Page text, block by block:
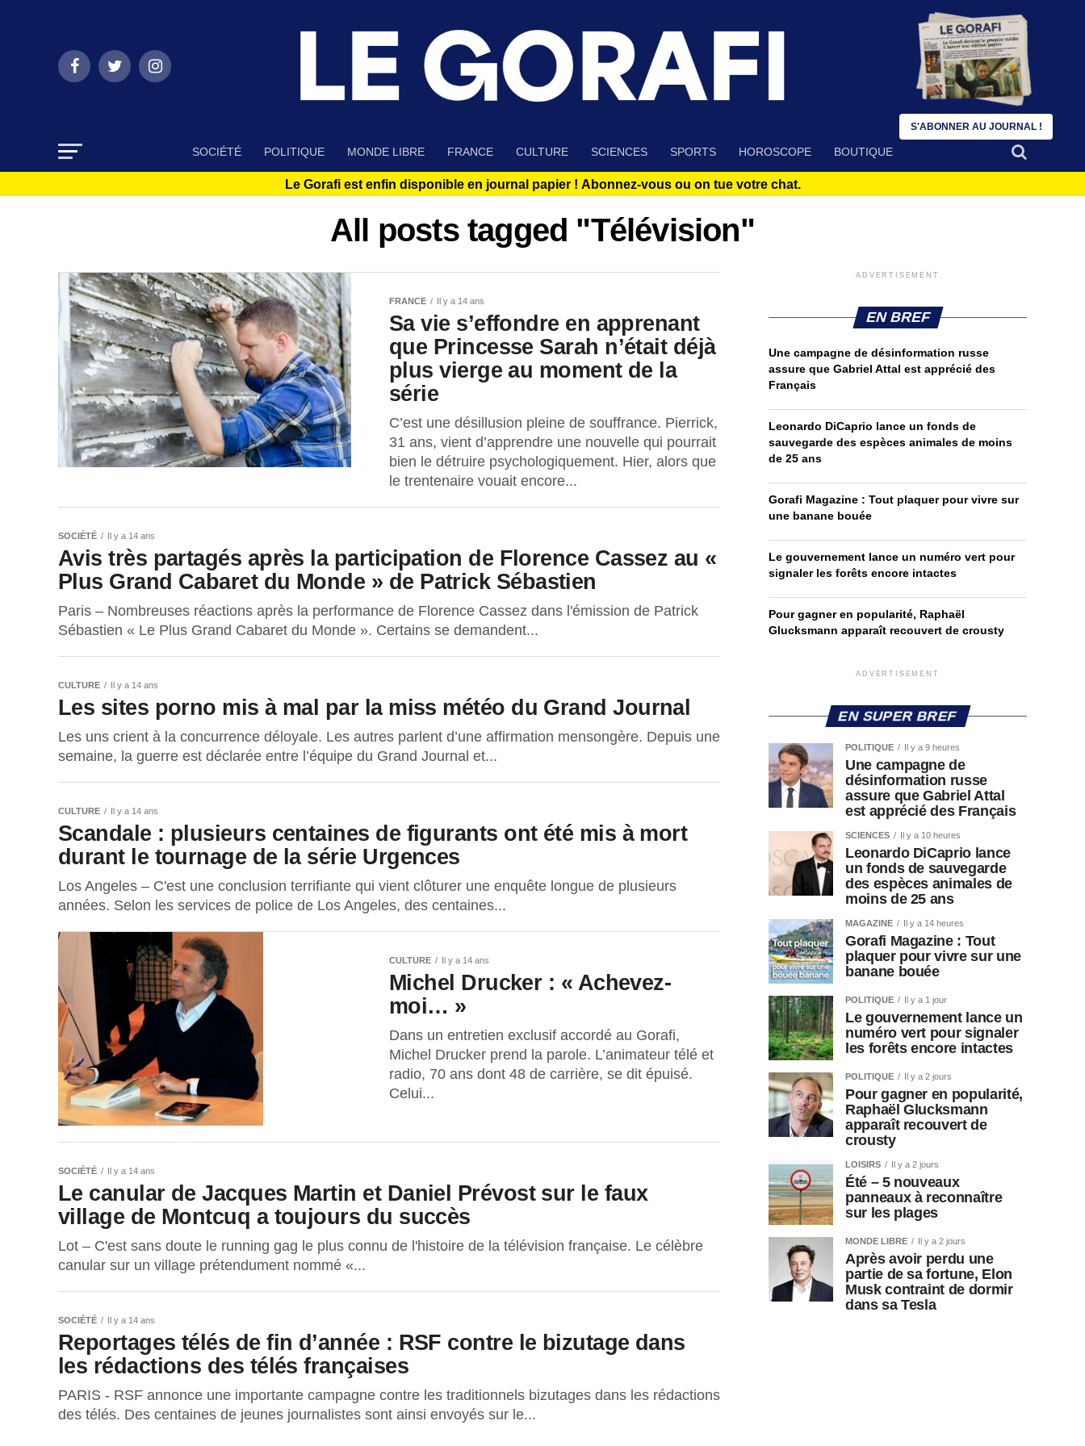
SOCIÉTÉ POLITIQUE MONDE LIBRE FRANCE CULTURE SCIENCES SPORTS HOROSCOPE BOUTIQUE
Le Gorafi est enfin disponible en journal papier ! Abonnez-vous ou on tue votre chat.
All posts tagged "Télévision"
FRANCE Il y a 14 ans
Sa vie s’effondre en apprenant
que Princesse Sarah n’était déjà
plus vierge au moment de la
série
C’est une désillusion pleine de souffrance. Pierrick,
31 ans, vient d’apprendre une nouvelle qui pourrait
bien le détruire psychologiquement. Hier, alors que
le trentenaire vouait encore...
SOCIÉTÉ Il y a 14 ans
Avis très partagés après la participation de Florence Cassez au «
Plus Grand Cabaret du Monde » de Patrick Sébastien
Paris – Nombreuses réactions après la performance de Florence Cassez dans l'émission de Patrick
Sébastien « Le Plus Grand Cabaret du Monde ». Certains se demandent...
CULTURE Il y a 14 ans
Les sites porno mis à mal par la miss météo du Grand Journal
Les uns crient à la concurrence déloyale. Les autres parlent d’une affirmation mensongère. Depuis une
semaine, la guerre est déclarée entre l’équipe du Grand Journal et...
CULTURE Il y a 14 ans
Scandale : plusieurs centaines de figurants ont été mis à mort
durant le tournage de la série Urgences
Los Angeles – C'est une conclusion terrifiante qui vient clôturer une enquête longue de plusieurs
années. Selon les services de police de Los Angeles, des centaines...
CULTURE Il y a 14 ans
Michel Drucker : « Achevez-
moi… »
Dans un entretien exclusif accordé au Gorafi,
Michel Drucker prend la parole. L’animateur télé et
radio, 70 ans dont 48 de carrière, se dit épuisé.
Celui...
SOCIÉTÉ Il y a 14 ans
Le canular de Jacques Martin et Daniel Prévost sur le faux
village de Montcuq a toujours du succès
Lot – C'est sans doute le running gag le plus connu de l'histoire de la télévision française. Le célèbre
canular sur un village prétendument nommé «...
SOCIÉTÉ Il y a 14 ans
Reportages télés de fin d’année : RSF contre le bizutage dans
les rédactions des télés françaises
PARIS - RSF annonce une importante campagne contre les traditionnels bizutages dans les rédactions
des télés. Des centaines de jeunes journalistes sont ainsi envoyés sur le...
ADVERTISEMENT
EN BREF
Une campagne de désinformation russe
assure que Gabriel Attal est apprécié des
Français
Leonardo DiCaprio lance un fonds de
sauvegarde des espèces animales de moins
de 25 ans
Gorafi Magazine : Tout plaquer pour vivre sur
une banane bouée
Le gouvernement lance un numéro vert pour
signaler les forêts encore intactes
Pour gagner en popularité, Raphaël
Glucksmann apparaît recouvert de crousty
ADVERTISEMENT
EN SUPER BREF
POLITIQUE Il y a 9 heures
Une campagne de
désinformation russe
assure que Gabriel Attal
est apprécié des Français
SCIENCES Il y a 10 heures
Leonardo DiCaprio lance
un fonds de sauvegarde
des espèces animales de
moins de 25 ans
MAGAZINE Il y a 14 heures
Gorafi Magazine : Tout
plaquer pour vivre sur une
banane bouée
POLITIQUE Il y a 1 jour
Le gouvernement lance un
numéro vert pour signaler
les forêts encore intactes
POLITIQUE Il y a 2 jours
Pour gagner en popularité,
Raphaël Glucksmann
apparaît recouvert de
crousty
LOISIRS Il y a 2 jours
Été – 5 nouveaux
panneaux à reconnaître
sur les plages
MONDE LIBRE Il y a 2 jours
Après avoir perdu une
partie de sa fortune, Elon
Musk contraint de dormir
dans sa Tesla
S'ABONNER AU JOURNAL !